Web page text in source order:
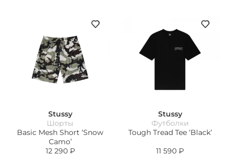
Stussy
Шорты
Basic Mesh Short ‘Snow
Camo’
12 290 ₽
Stussy
Футболки
Tough Tread Tee ‘Black’
11 590 ₽